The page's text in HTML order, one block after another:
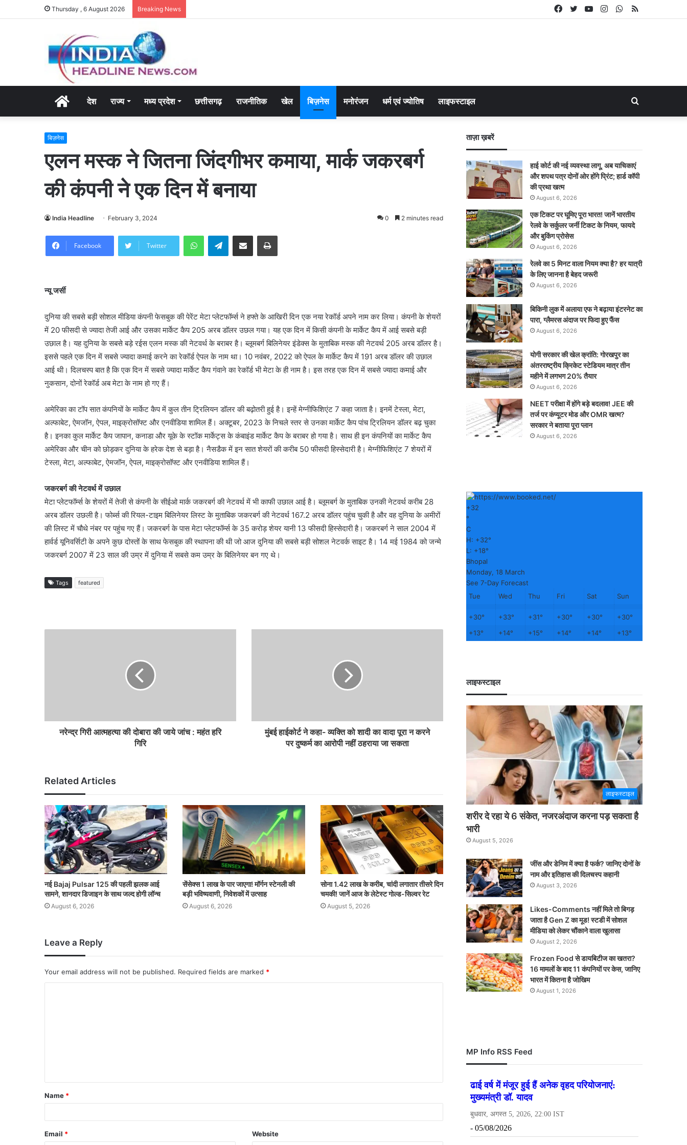
Thursday , 6 August 2026 Breaking News RSS
WhatsApp
Instagram
YouTube
Twitter
Facebook
Homeदेश राज्य मध्य प्रदेश छत्तीसगढ़ राजनीतिक खेल बिज़नेस मनोरंजन धर्म एवं ज्योतिष लाइफस्टाइल Search
बिज़नेस
एलन मस्क ने जितना जिंदगीभर कमाया, मार्क जकरबर्ग
की कंपनी ने एक दिन में बनाया
India Headline February 3, 2024 0 2 minutes read
Facebook Twitter
WhatsAppTelegramShare via Email Print
न्यू जर्सी
दुनिया की सबसे बड़ी सोशल मीडिया कंपनी फेसबुक की पेरेंट मेटा प्लेटफॉर्म्स ने हफ्ते के आखिरी दिन एक नया रेकॉर्ड अपने नाम कर लिया। कंपनी के शेयरों
में 20 फीसदी से ज्यादा तेजी आई और उसका मार्केट कैप 205 अरब डॉलर उछल गया। यह एक दिन में किसी कंपनी के मार्केट कैप में आई सबसे बड़ी
उछाल है। यह दुनिया के सबसे बड़े रईस एलन मस्क की नेटवर्थ के बराबर है। ब्लूमबर्ग बिलिनेयर इंडेक्स के मुताबिक मस्क की नेटवर्थ 205 अरब डॉलर है।
इससे पहले एक दिन में सबसे ज्यादा कमाई करने का रेकॉर्ड ऐपल के नाम था। 10 नवंबर, 2022 को ऐपल के मार्केट कैप में 191 अरब डॉलर की उछाल
आई थी। दिलचस्प बात है कि एक दिन में सबसे ज्यादा मार्केट कैप गंवाने का रेकॉर्ड भी मेटा के ही नाम है। इस तरह एक दिन में सबसे ज्यादा कमाई और
नुकसान, दोनों रेकॉर्ड अब मेटा के नाम हो गए हैं।
अमेरिका का टॉप सात कंपनियों के मार्केट कैप में कुल तीन ट्रिलियन डॉलर की बढ़ोतरी हुई है। इन्हें मेग्नीफिशिएंट 7 कहा जाता है। इनमें टेस्ला, मेटा,
अल्फाबेट, ऐमजॉन, ऐपल, माइक्रोसॉफ्ट और एनवीडिया शामिल हैं। अक्टूबर, 2023 के निचले स्तर से उनका मार्केट कैप पांच ट्रिलियन डॉलर बढ़ चुका
है। इनका कुल मार्केट कैप जापान, कनाडा और यूके के स्टॉक मार्केट्स के कंबाइंड मार्केट कैप के बराबर हो गया है। साथ ही इन कंपनियों का मार्केट कैप
अमेरिका और चीन को छोड़कर दुनिया के हरेक देश से बड़ा है। नैसडैक में इन सात शेयरों की करीब 50 फीसदी हिस्सेदारी है। मेग्नीफिशिएंट 7 शेयरों में
टेस्ला, मेटा, अल्फाबेट, ऐमजॉन, ऐपल, माइक्रोसॉफ्ट और एनवीडिया शामिल हैं।
जकरबर्ग की नेटवर्थ में उछाल
मेटा प्लेटफॉर्म्स के शेयरों में तेजी से कंपनी के सीईओ मार्क जकरबर्ग की नेटवर्थ में भी काफी उछाल आई है। ब्लूमबर्ग के मुताबिक उनकी नेटवर्थ करीब 28
अरब डॉलर उछली है। फोर्ब्स की रियल-टाइम बिलिनेयर लिस्ट के मुताबिक जकरबर्ग की नेटवर्थ 167.2 अरब डॉलर पहुंच चुकी है और वह दुनिया के अमीरों
की लिस्ट में चौथे नंबर पर पहुंच गए हैं। जकरबर्ग के पास मेटा प्लेटफॉर्म्स के 35 करोड़ शेयर यानी 13 फीसदी हिस्सेदारी है। जकरबर्ग ने साल 2004 में
हार्वर्ड यूनिवर्सिटी के अपने कुछ दोस्तों के साथ फेसबुक की स्थापना की थी जो आज दुनिया की सबसे बड़ी सोशल नेटवर्क साइट है। 14 मई 1984 को जन्मे
जकरबर्ग 2007 में 23 साल की उम्र में दुनिया में सबसे कम उम्र के बिलिनेयर बन गए थे।
Tags featured
नरेन्द्र गिरी आत्महत्या की दोबारा की जाये जांच : महंत हरि
गिरि
मुंबई हाईकोर्ट ने कहा- व्यक्ति को शादी का वादा पूरा न करने
पर दुष्कर्म का आरोपी नहीं ठहराया जा सकता
Related Articles
नई Bajaj Pulsar 125 की पहली झलक आई
सामने, शानदार डिजाइन के साथ जल्द होगी लॉन्च
August 6, 2026
सेंसेक्स 1 लाख के पार जाएगा! मॉर्गन स्टेनली की
बड़ी भविष्यवाणी, निवेशकों में उत्साह
August 6, 2026
सोना 1.42 लाख के करीब, चांदी लगातार तीसरे दिन
चमकी! जानें आज के लेटेस्ट गोल्ड-सिल्वर रेट
August 5, 2026
Leave a Reply
Your email address will not be published. Required fields are marked *
Name *
Email * Website
ताज़ा ख़बरें
हाई कोर्ट की नई व्यवस्था लागू, अब याचिकाएं
और शपथ पत्र दोनों ओर होंगे प्रिंट; हार्ड कॉपी
की प्रथा खत्म
August 6, 2026
एक टिकट पर घूमिए पूरा भारत! जानें भारतीय
रेलवे के सर्कुलर जर्नी टिकट के नियम, फायदे
और बुकिंग प्रोसेस
August 6, 2026
रेलवे का 5 मिनट वाला नियम क्या है? हर यात्री
के लिए जानना है बेहद जरूरी
August 6, 2026
बिकिनी लुक में अलाया एफ ने बढ़ाया इंटरनेट का
पारा, ग्लैमरस अंदाज पर फिदा हुए फैंस
August 6, 2026
योगी सरकार की खेल क्रांति: गोरखपुर का
अंतरराष्ट्रीय क्रिकेट स्टेडियम मात्र तीन
महीने में लगभग 20% तैयार
August 6, 2026
NEET परीक्षा में होंगे बड़े बदलाव! JEE की
तर्ज पर कंप्यूटर मोड और OMR खत्म?
सरकार ने बताया पूरा प्लान
August 6, 2026
+32
°
C
H: +32°
L: +18°
Bhopal
Monday, 18 March
See 7-Day Forecast
Tue
Wed Thu Fri Sat Sun
+30° +33° +31° +30° +30° +30°
+13° +14° +15° +14° +14° +13°
लाइफस्टाइल
लाइफस्टाइल
शरीर दे रहा ये 6 संकेत, नजरअंदाज करना पड़ सकता है
भारी
August 5, 2026
जींस और डेनिम में क्या है फर्क? जानिए दोनों के
नाम और इतिहास की दिलचस्प कहानी
August 3, 2026
Likes-Comments नहीं मिले तो बिगड़
जाता है Gen Z का मूड! स्टडी में सोशल
मीडिया को लेकर चौंकाने वाला खुलासा
August 2, 2026
Frozen Food से डायबिटीज का खतरा?
16 मामलों के बाद 11 कंपनियों पर केस, जानिए
भारत में कितना है जोखिम
August 1, 2026
MP Info RSS Feed